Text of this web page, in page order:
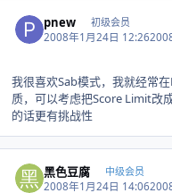
pnew 初级会员
2008年1月24日 12:26
我很喜欢Sab模式，我就经常
质，可以考虑把Score Limit改
的话更有挑战性
黑色豆腐 中级会员
2008年1月24日 14:06